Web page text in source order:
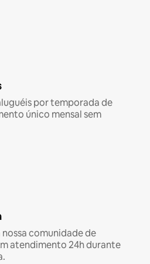
por temporada de
único mensal sem
comunidade de
atendimento 24h durante